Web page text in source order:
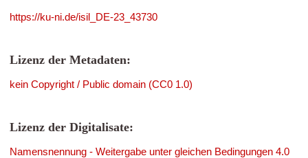
https://ku-ni.de/isil_DE-23_43730
Lizenz der Metadaten:
kein Copyright / Public domain (CC0 1.0)
Lizenz der Digitalisate:
Namensnennung - Weitergabe unter gleichen Bedingungen 4.0